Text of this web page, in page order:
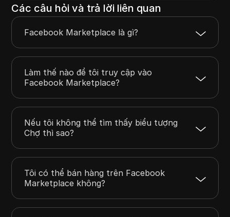
Các câu hỏi và trả lời liên quan
Facebook Marketplace là gì?
Làm thế nào để tôi truy cập vào
Facebook Marketplace?
Nếu tôi không thể tìm thấy biểu tượng
Chợ thì sao?
Tôi có thể bán hàng trên Facebook
Marketplace không?